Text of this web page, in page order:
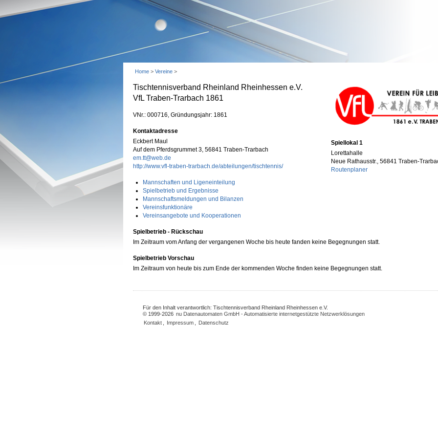
Home > Vereine >
Tischtennisverband Rheinland Rheinhessen e.V.
VfL Traben-Trarbach 1861
VNr.: 000716, Gründungsjahr: 1861
Kontaktadresse
Eckbert Maul
Auf dem Pferdsgrummet 3, 56841 Traben-Trarbach
em.tt@web.de
http://www.vfl-traben-trarbach.de/abteilungen/tischtennis/
Mannschaften und Ligeneinteilung
Spielbetrieb und Ergebnisse
Mannschaftsmeldungen und Bilanzen
Vereinsfunktionäre
Vereinsangebote und Kooperationen
Spiellokal 1
Lorettahalle
Neue Rathausstr., 56841 Traben-
Routenplaner
Spielbetrieb - Rückschau
Im Zeitraum vom Anfang der vergangenen Woche bis heute fanden keine Begegnungen statt.
Spielbetrieb Vorschau
Im Zeitraum von heute bis zum Ende der kommenden Woche finden keine Begegnungen statt.
Für den Inhalt verantwortlich: Tischtennisverband Rheinland Rheinhessen e.V.
© 1999-2026 nu Datenautomaten GmbH - Automatisierte internetgestützte Netzwerklösungen
Kontakt
Impressum Datenschutz